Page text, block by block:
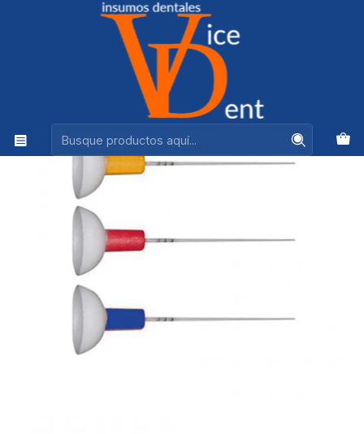
Ventas +56944575313
ENDODONCIA ENDOACTIVATOR PUNTA X5 PACK